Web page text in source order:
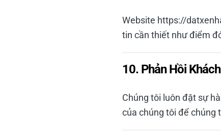
Website https://
tin cần thiết như điểm
10. Phản Hồi
Chúng tôi luôn đặt sự
của chúng tôi để chúng